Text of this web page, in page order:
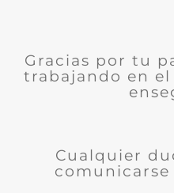
Gracias por tu
trabajando en
Cualquier